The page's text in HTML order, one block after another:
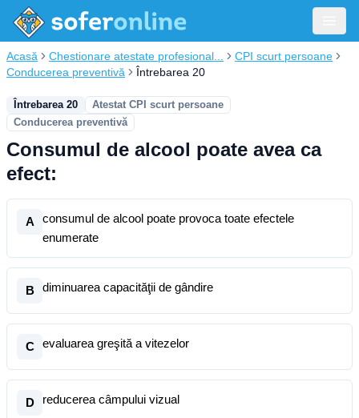
Acasă Chestionare atestate profesional...
CPI scurt persoane
Conducerea preventivă
Întrebarea 20
Întrebarea 20
Atestat CPI scurt persoane
Conducerea preventivă
Consumul de alcool poate avea ca
efect:
A
consumul de alcool poate provoca toate efectele
enumerate
B diminuarea capacităţii de gândire
C evaluarea greşită a vitezelor
D reducerea câmpului vizual